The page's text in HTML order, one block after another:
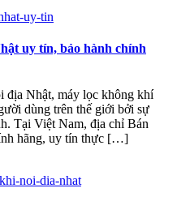
uy tín, bảo hành chính
địa Nhật, máy lọc không khí
dùng trên thế giới bởi sự
Tại Việt Nam, địa chỉ Bán
hãng, uy tín thực […]